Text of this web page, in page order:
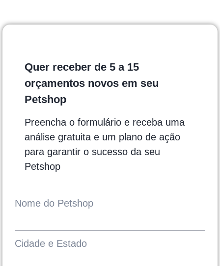
Quer receber de 5 a 15
orçamentos novos em seu
Petshop
Preencha o formulário e receba uma
análise gratuita e um plano de ação
para garantir o sucesso da seu
Petshop
Nome do Petshop
Cidade e Estado